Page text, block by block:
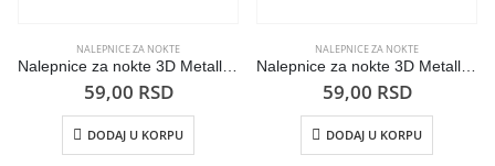
NALEPNICE ZA NOKTE
59,00 RSD
DODAJ U KORPU
NALEPNICE ZA NOKTE
59,00 RSD
DODAJ U KORPU